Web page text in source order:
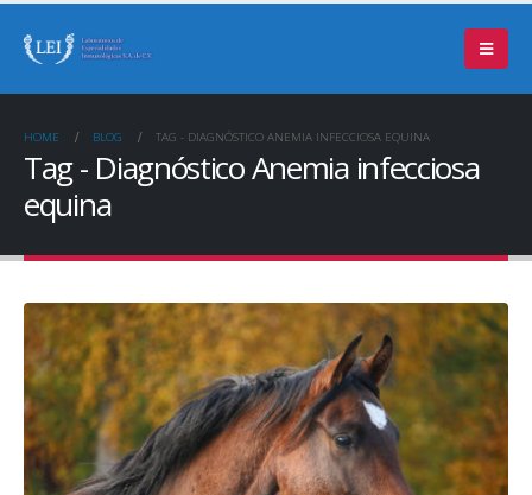
HOME BLOG TAG - DIAGNÓSTICO ANEMIA INFECCIOSA EQUINA
Tag - Diagnóstico Anemia infecciosa
equina